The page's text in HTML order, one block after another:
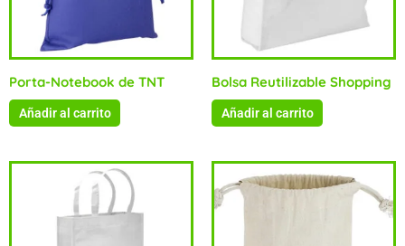
Porta-Notebook de TNT
Añadir al carrito
Bolsa Reutilizable Shopping
Añadir al carrito